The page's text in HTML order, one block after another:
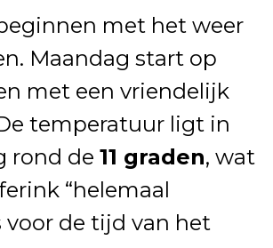
met het weer
Maandag start op
met een vriendelijk
temperatuur ligt in
rond de 11 graden, wat
“helemaal
voor de tijd van het